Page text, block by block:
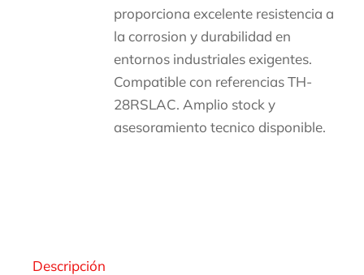
proporciona excelente resistencia a
la corrosion y durabilidad en
entornos industriales exigentes.
Compatible con referencias TH-
28RSLAC. Amplio stock y
asesoramiento tecnico disponible.
Descripción